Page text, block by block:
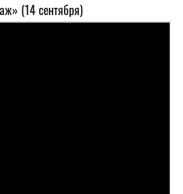
(14 сентября)